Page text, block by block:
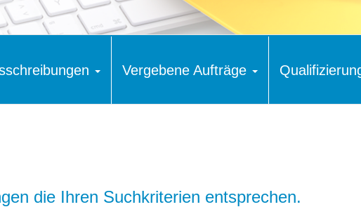
Vergebene Aufträge
die Ihren Suchkriterien entsprechen.